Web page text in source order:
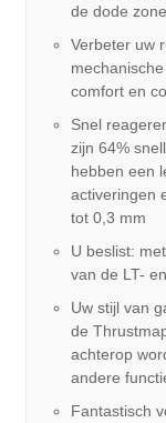
de dode
Verbeter uw
comfort en
Snel
zijn 64%
hebben een
activeringen
tot 0,3 mm
U beslist:
van de LT-
Uw stijl van
de
achterop
andere
Fantastisch